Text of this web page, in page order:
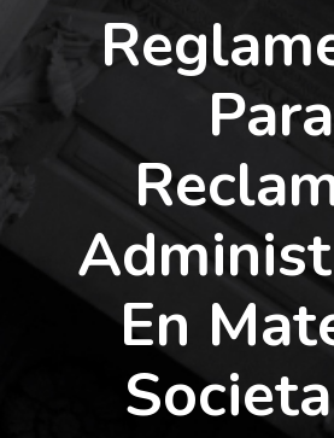
Para
En